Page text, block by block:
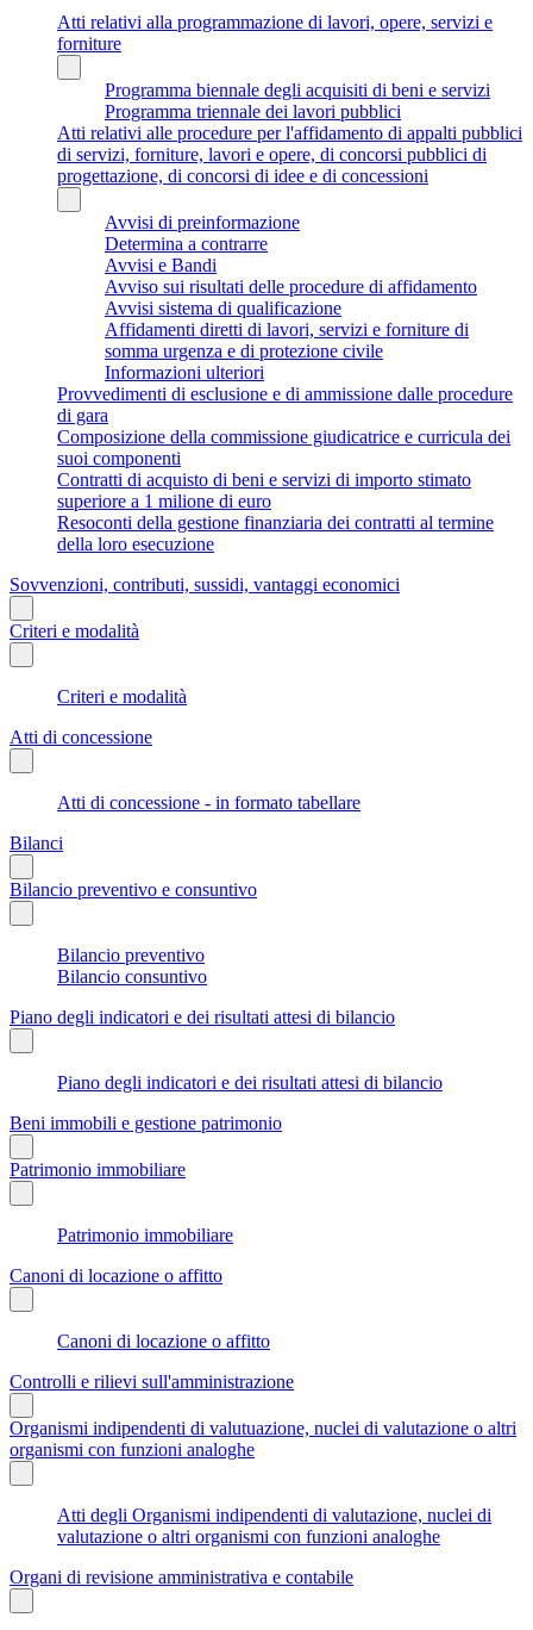
Atti relativi alla programmazione di lavori, opere, servizi e
forniture
Programma biennale degli acquisiti di beni e servizi
Programma triennale dei lavori pubblici
Atti relativi alle procedure per l'affidamento di appalti pubblici
di servizi, forniture, lavori e opere, di concorsi pubblici di
progettazione, di concorsi di idee e di concessioni
Avvisi di preinformazione
Determina a contrarre
Avvisi e Bandi
Avviso sui risultati delle procedure di affidamento
Avvisi sistema di qualificazione
Affidamenti diretti di lavori, servizi e forniture di
somma urgenza e di protezione civile
Informazioni ulteriori
Provvedimenti di esclusione e di ammissione dalle procedure
di gara
Composizione della commissione giudicatrice e curricula dei
suoi componenti
Contratti di acquisto di beni e servizi di importo stimato
superiore a 1 milione di euro
Resoconti della gestione finanziaria dei contratti al termine
della loro esecuzione
Sovvenzioni, contributi, sussidi, vantaggi economici
Criteri e modalità
Criteri e modalità
Atti di concessione
Atti di concessione - in formato tabellare
Bilanci
Bilancio preventivo e consuntivo
Bilancio preventivo
Bilancio consuntivo
Piano degli indicatori e dei risultati attesi di bilancio
Piano degli indicatori e dei risultati attesi di bilancio
Beni immobili e gestione patrimonio
Patrimonio immobiliare
Patrimonio immobiliare
Canoni di locazione o affitto
Canoni di locazione o affitto
Controlli e rilievi sull'amministrazione
Organismi indipendenti di valutuazione, nuclei di valutazione o altri
organismi con funzioni analoghe
Atti degli Organismi indipendenti di valutazione, nuclei di
valutazione o altri organismi con funzioni analoghe
Organi di revisione amministrativa e contabile